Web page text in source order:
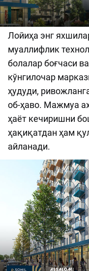
Лойиҳа энг
муаллифлик
болалар боғчаси
кўнгилочар
ҳудуди,
об-ҳаво. Мажмуа
ҳаёт кечиришни
ҳақиқатдан ҳам
айланади.